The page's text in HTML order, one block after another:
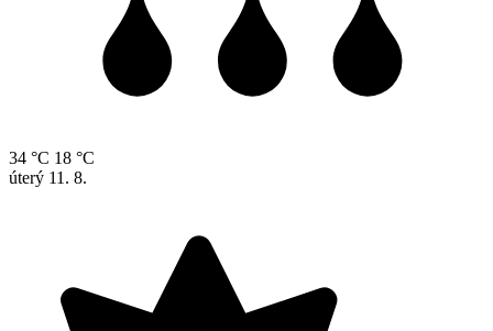
34 °C 18 °C
úterý 11. 8.